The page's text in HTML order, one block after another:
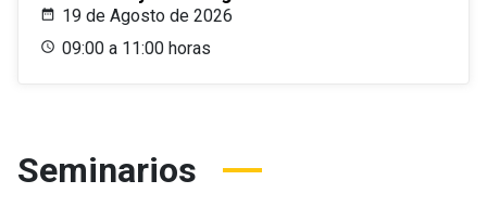
19 de Agosto de 2026
09:00 a 11:00 horas
Seminarios